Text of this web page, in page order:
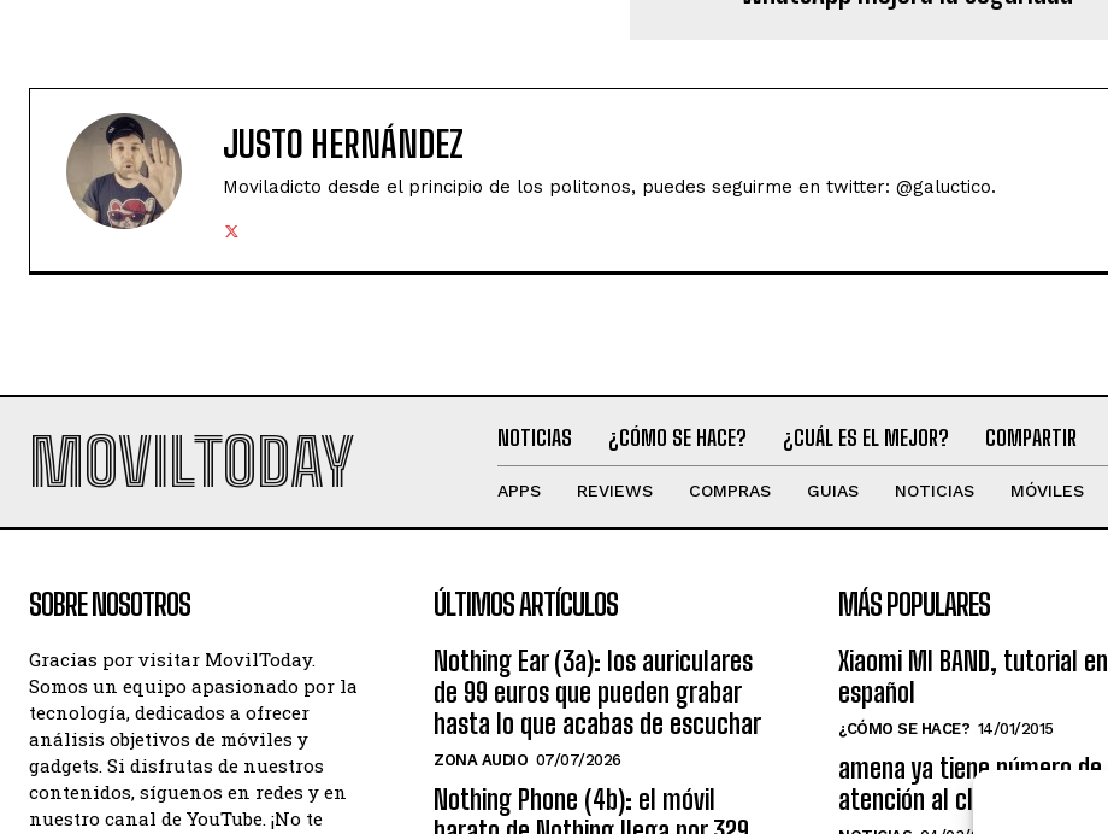
JUSTO HERNÁNDEZ
Moviladicto desde el principio de los politonos, puedes seguirme en twitter: @galuctico.
MOVILTODAY NOTICIAS ¿CÓMO SE HACE? ¿CUÁL ES EL MEJOR? COMPARTIR
APPS REVIEWS COMPRAS GUIAS NOTICIAS MÓVILES
SOBRE NOSOTROS
Gracias por visitar MovilToday.
Somos un equipo apasionado por la
tecnología, dedicados a ofrecer
análisis objetivos de móviles y
gadgets. Si disfrutas de nuestros
contenidos, síguenos en redes y en
nuestro canal de YouTube. ¡No te
ÚLTIMOS ARTÍCULOS
Nothing Ear (3a): los auriculares
de 99 euros que pueden grabar
hasta lo que acabas de escuchar
ZONA AUDIO 07/07/2026
Nothing Phone (4b): el móvil
MÁS POPULARES
Xiaomi MI BAND, tutorial en
español
¿CÓMO SE HACE? 14/01/2015
amena ya tiene número de
atención al cliente gratuito